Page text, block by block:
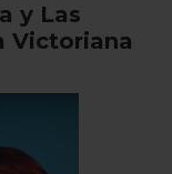
y Las
Victoriana